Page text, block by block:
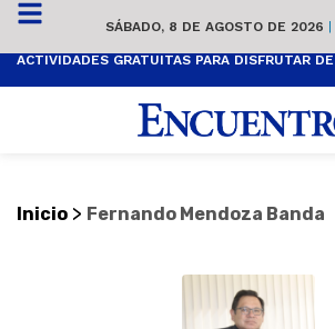
SÁBADO, 8 DE AGOSTO DE 2026 |
Inicio > Fernando Mendoza Banda